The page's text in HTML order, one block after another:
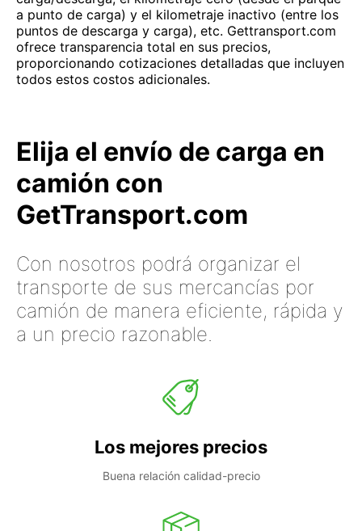
a punto de carga) y el kilometraje inactivo (entre los
puntos de descarga y carga), etc. Gettransport.com
ofrece transparencia total en sus precios,
proporcionando cotizaciones detalladas que incluyen
todos estos costos adicionales.
Elija el envío de carga en
camión con
GetTransport.com
Con nosotros podrá organizar el
transporte de sus mercancías por
camión de manera eficiente, rápida y
a un precio razonable.
Los mejores precios
Buena relación calidad-precio